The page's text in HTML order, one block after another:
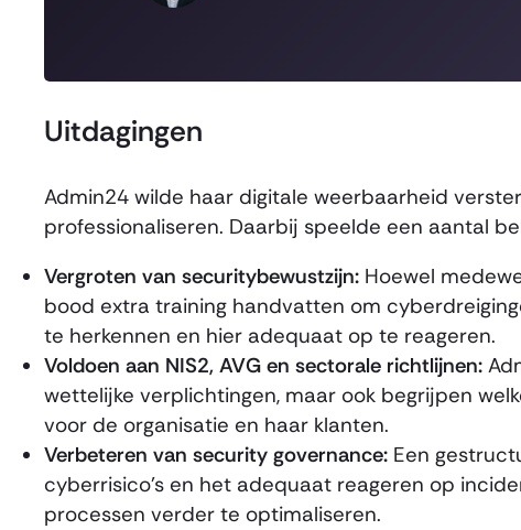
Uitdagingen
Admin24 wilde haar digitale weerbaarheid
professionaliseren. Daarbij speelde een aantal
Vergroten van securitybewustzijn: Hoewel
bood extra training handvatten om
te herkennen en hier adequaat op te reageren.
Voldoen aan NIS2, AVG en sectorale richtlijnen:
wettelijke verplichtingen, maar ook begrijpen
voor de organisatie en haar klanten.
Verbeteren van security governance: Een
cyberrisico’s en het adequaat reageren op
processen verder te optimaliseren.